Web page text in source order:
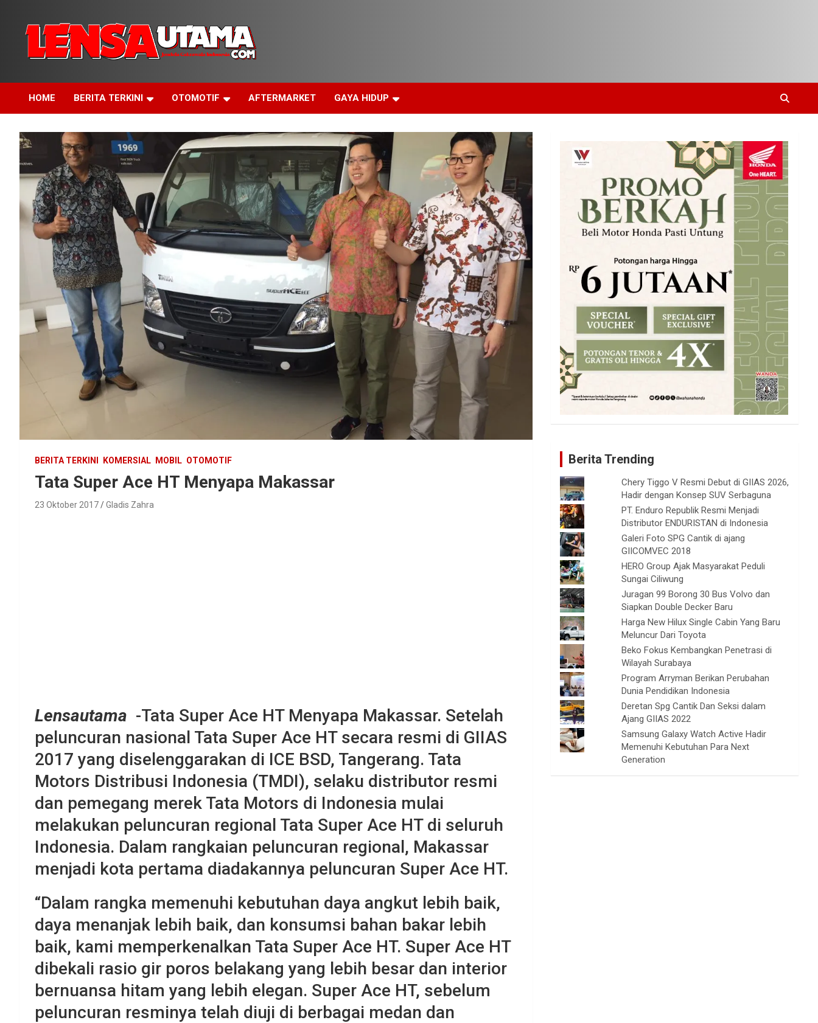
content
LensaUtama
HOME BERITA TERKINI OTOMOTIF AFTERMARKET GAYA HIDUP
BERITA TERKINI KOMERSIAL MOBIL OTOMOTIF
Tata Super Ace HT Menyapa Makassar
23 Oktober 2017 Gladis Zahra
Lensautama -Tata Super Ace HT Menyapa Makassar. Setelah
peluncuran nasional Tata Super Ace HT secara resmi di GIIAS
2017 yang diselenggarakan di ICE BSD, Tangerang. Tata
Motors Distribusi Indonesia (TMDI), selaku distributor resmi
dan pemegang merek Tata Motors di Indonesia mulai
melakukan peluncuran regional Tata Super Ace HT di seluruh
Indonesia. Dalam rangkaian peluncuran regional, Makassar
menjadi kota pertama diadakannya peluncuran Super Ace HT.
“Dalam rangka memenuhi kebutuhan daya angkut lebih baik,
daya menanjak lebih baik, dan konsumsi bahan bakar lebih
baik, kami memperkenalkan Tata Super Ace HT. Super Ace HT
dibekali rasio gir poros belakang yang lebih besar dan interior
bernuansa hitam yang lebih elegan. Super Ace HT, sebelum
peluncuran resminya telah diuji di berbagai medan dan
Berita Trending
Chery Tiggo V Resmi Debut di GIIAS 2026,
Hadir dengan Konsep SUV Serbaguna
PT. Enduro Republik Resmi Menjadi
Distributor ENDURISTAN di Indonesia
Galeri Foto SPG Cantik di ajang
GIICOMVEC 2018
HERO Group Ajak Masyarakat Peduli
Sungai Ciliwung
Juragan 99 Borong 30 Bus Volvo dan
Siapkan Double Decker Baru
Harga New Hilux Single Cabin Yang Baru
Meluncur Dari Toyota
Beko Fokus Kembangkan Penetrasi di
Wilayah Surabaya
Program Arryman Berikan Perubahan
Dunia Pendidikan Indonesia
Deretan Spg Cantik Dan Seksi dalam
Ajang GIIAS 2022
Samsung Galaxy Watch Active Hadir
Memenuhi Kebutuhan Para Next
Generation